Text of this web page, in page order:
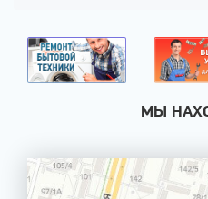
МЫ